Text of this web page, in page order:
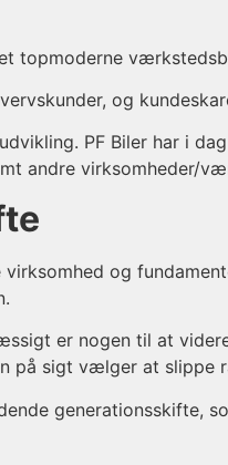
topmoderne
og
PF Biler har i
andre virksomheder/
og
er nogen til at
på sigt vælger at slippe
generationsskifte,